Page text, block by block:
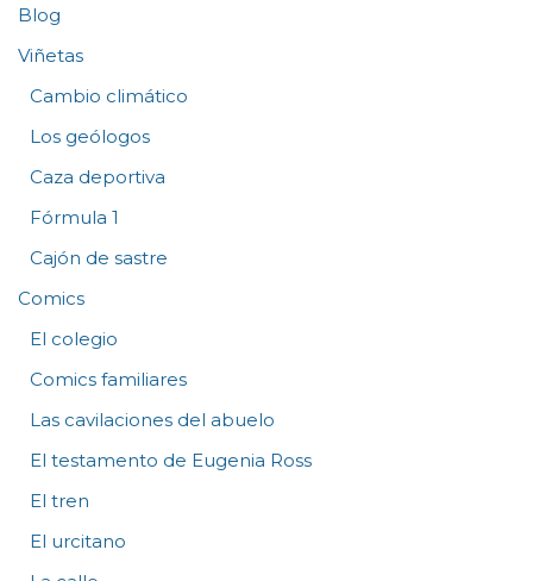
Blog
Viñetas
Cambio climático
Los geólogos
Caza deportiva
Fórmula 1
Cajón de sastre
Comics
El colegio
Comics familiares
Las cavilaciones del abuelo
El testamento de Eugenia Ross
El tren
El urcitano